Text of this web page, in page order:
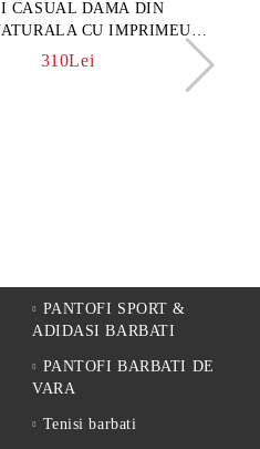
CASUAL DAMA DIN
CU IMPRIMEU
- MODEL LUNA
310Lei
PANTOFI SPORT &
ADIDASI BARBATI
PANTOFI BARBATI DE
VARA
Tenisi barbati